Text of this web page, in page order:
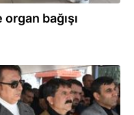
bağışı